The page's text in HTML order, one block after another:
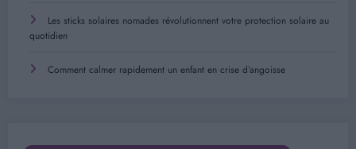
Les sticks solaires nomades révolutionnent votre protection solaire au
quotidien
Comment calmer rapidement un enfant en crise d’angoisse